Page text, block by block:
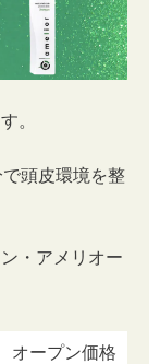
。
頭皮環境を整
・アメリオー
オープン価格